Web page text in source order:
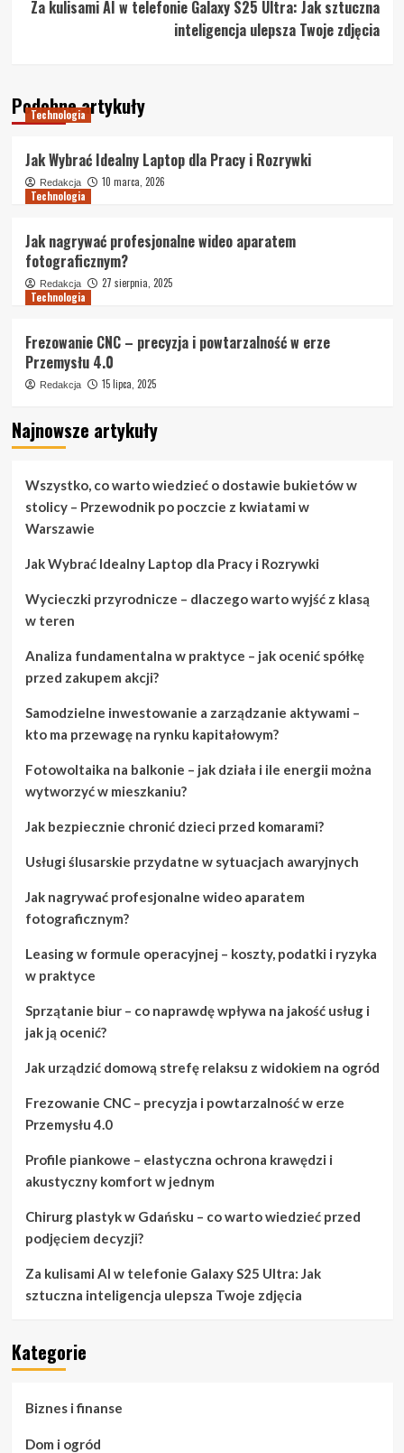
Za kulisami AI w telefonie Galaxy S25 Ultra: Jak sztuczna
inteligencja ulepsza Twoje zdjęcia
Podobne artykuły
Technologia
Jak Wybrać Idealny Laptop dla Pracy i Rozrywki
Redakcja
10 marca, 2026
Technologia
Jak nagrywać profesjonalne wideo aparatem
fotograficznym?
Redakcja
27 sierpnia, 2025
Technologia
Frezowanie CNC – precyzja i powtarzalność w erze
Przemysłu 4.0
Redakcja 15 lipca, 2025
Najnowsze artykuły
Wszystko, co warto wiedzieć o dostawie bukietów w
stolicy – Przewodnik po poczcie z kwiatami w
Warszawie
Jak Wybrać Idealny Laptop dla Pracy i Rozrywki
Wycieczki przyrodnicze – dlaczego warto wyjść z klasą
w teren
Analiza fundamentalna w praktyce – jak ocenić spółkę
przed zakupem akcji?
Samodzielne inwestowanie a zarządzanie aktywami –
kto ma przewagę na rynku kapitałowym?
Fotowoltaika na balkonie – jak działa i ile energii można
wytworzyć w mieszkaniu?
Jak bezpiecznie chronić dzieci przed komarami?
Usługi ślusarskie przydatne w sytuacjach awaryjnych
Jak nagrywać profesjonalne wideo aparatem
fotograficznym?
Leasing w formule operacyjnej – koszty, podatki i ryzyka
w praktyce
Sprzątanie biur – co naprawdę wpływa na jakość usług i
jak ją ocenić?
Jak urządzić domową strefę relaksu z widokiem na ogród
Frezowanie CNC – precyzja i powtarzalność w erze
Przemysłu 4.0
Profile piankowe – elastyczna ochrona krawędzi i
akustyczny komfort w jednym
Chirurg plastyk w Gdańsku – co warto wiedzieć przed
podjęciem decyzji?
Za kulisami AI w telefonie Galaxy S25 Ultra: Jak
sztuczna inteligencja ulepsza Twoje zdjęcia
Kategorie
Biznes i finanse
Dom i ogród